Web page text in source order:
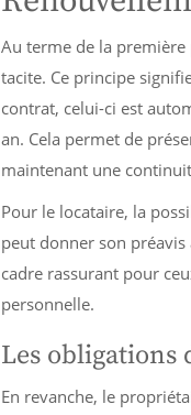
Au terme de la première
tacite. Ce principe
contrat, celui-ci est
an. Cela permet de
maintenant une
Pour le locataire, la
peut donner son
cadre rassurant pour
personnelle.
Les
En revanche, le